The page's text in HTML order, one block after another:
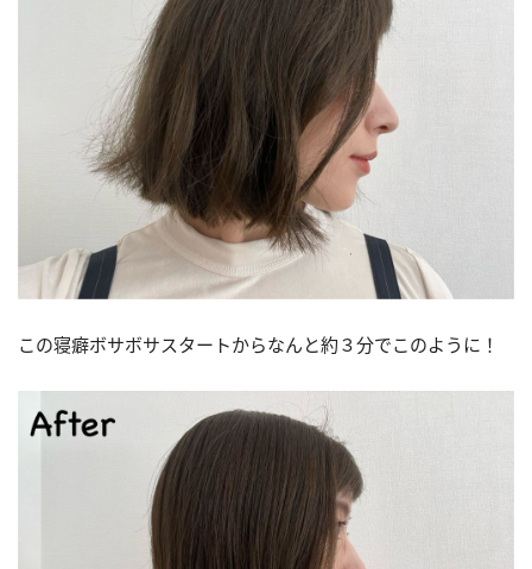
この寝癖ボサボサスタートからなんと約３分でこのように！